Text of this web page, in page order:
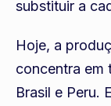
substituir a
Hoje, a
concentra em
Brasil e Peru.